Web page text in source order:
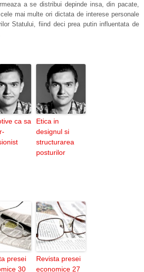
a se distribui depinde insa, din pacate,
mai multe ori dictata de interese personale
Statului, fiind deci prea putin influentata de
ca sa
Etica in
designul si
structurarea
posturilor
presei
30
Revista presei
economice 27